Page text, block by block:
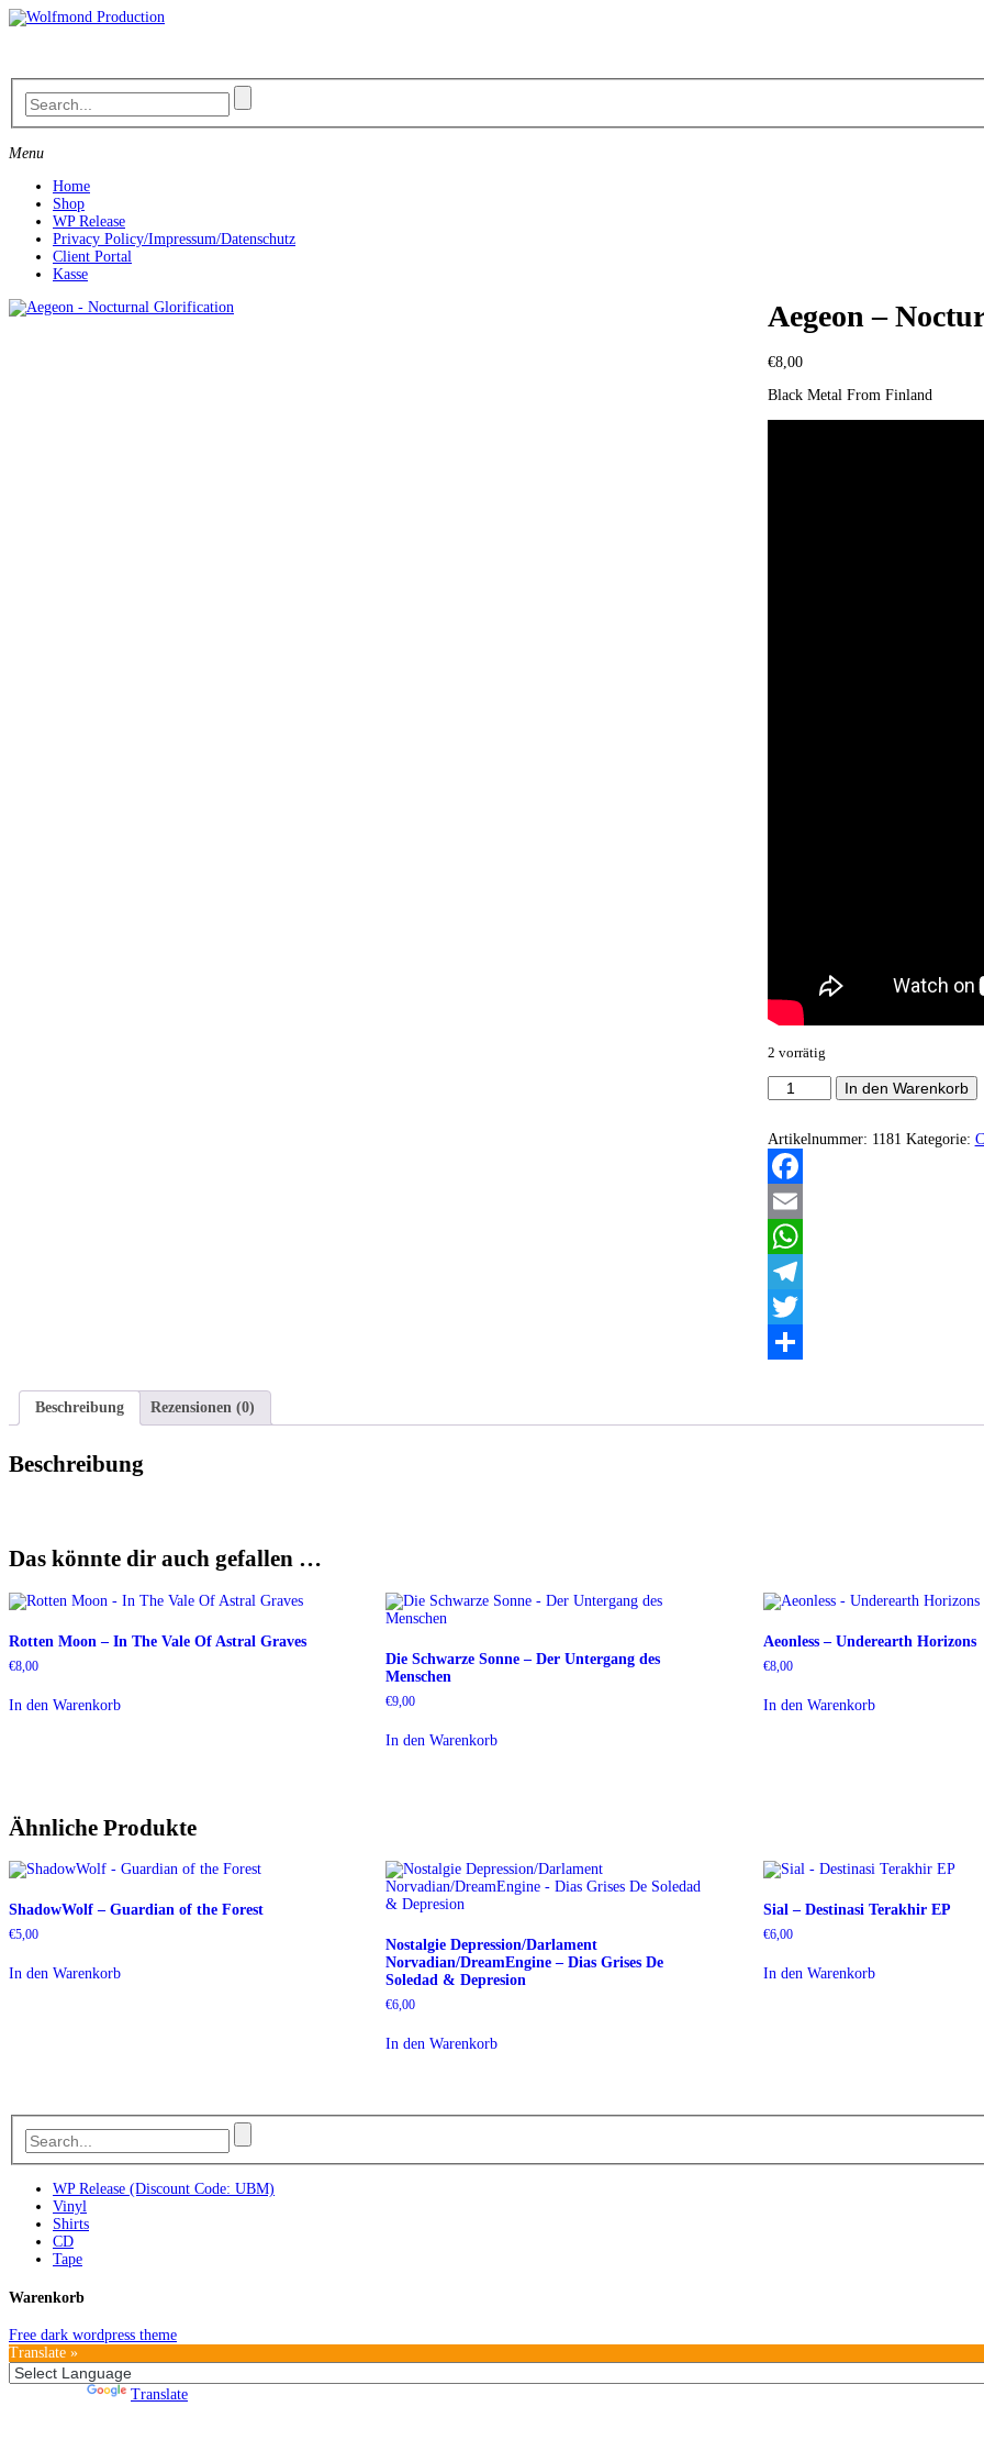
Skip
Menu
Home
Shop
WP Release
Privacy Policy/Impressum/Datenschutz
Client Portal
Kasse
Aegeon –
€8,00
Black Metal From Finland
2 vorrätig
Aegeon
-
Glorification
Menge
In den Warenkorb
Artikelnummer: 1181 Kategorie:
Facebook
Email
WhatsApp
Telegram
Twitter
Beschreibung
Rezensionen (0)
Beschreibung
Das könnte dir auch gefallen …
Rotten Moon – In The Vale Of Astral Graves
€8,00
In den Warenkorb
Die Schwarze Sonne – Der Untergang des
Menschen
€9,00
In den Warenkorb
Aeonless – Underearth Horizons
€8,00
In den Warenkorb
Ähnliche Produkte
ShadowWolf – Guardian of the Forest
€5,00
In den Warenkorb
Nostalgie Depression/Darlament
Norvadian/DreamEngine – Dias Grises De
Soledad & Depresion
€6,00
In den Warenkorb
Sial – Destinasi Terakhir EP
€6,00
In den Warenkorb
WP Release (Discount Code: UBM)
Vinyl
Shirts
CD
Tape
Warenkorb
Free dark wordpress theme
Translate »
Translate